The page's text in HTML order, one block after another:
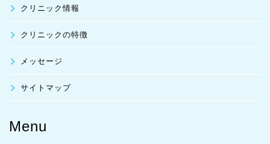
クリニック情報
クリニックの特徴
メッセージ
サイトマップ
Menu